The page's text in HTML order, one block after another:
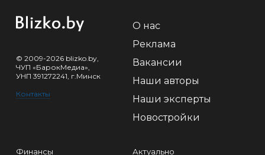
© 2009-2026 blizko.by,
ЧУП «БарокМедиа»,
УНП 391272241, г.Минск
Контакты
О нас
Реклама
Вакансии
Наши авторы
Наши эксперты
Новостройки
Финансы Актуально